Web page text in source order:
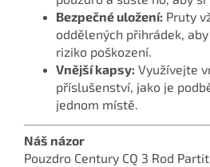
Bezpečné uložení: Pruty
oddělených přihrádek,
riziko poškození.
Vnější kapsy: Využívejte
příslušenství, jako je
jednom místě.
Náš názor
Pouzdro Century CQ 3 Rod